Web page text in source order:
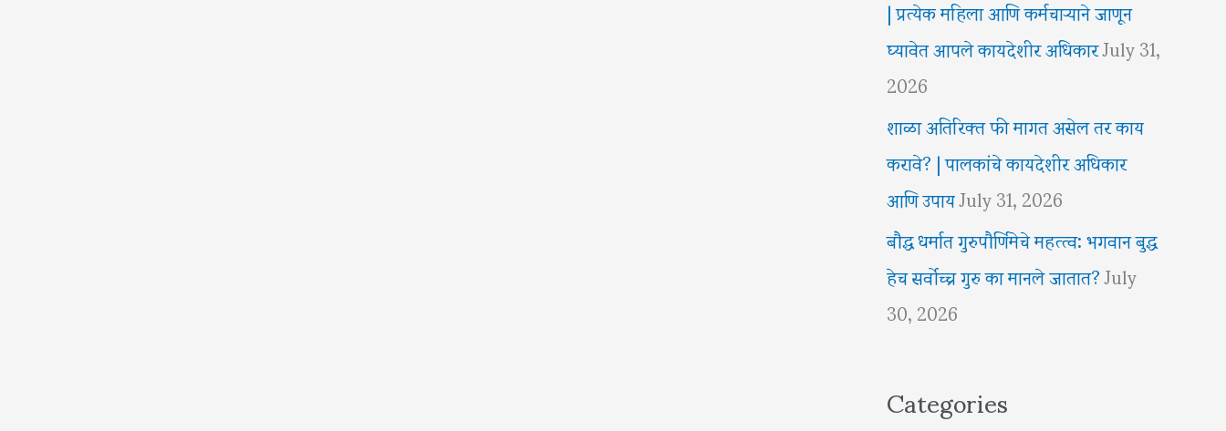
| प्रत्येक महिला आणि कर्मचाऱ्याने जाणून
घ्यावेत आपले कायदेशीर अधिकारJuly 31,
2026
शाळा अतिरिक्त फी मागत असेल तर काय
करावे? | पालकांचे कायदेशीर अधिकार
आणि उपायJuly 31, 2026
बौद्ध धर्मात गुरुपौर्णिमेचे महत्त्व: भगवान बुद्ध
हेच सर्वोच्च गुरु का मानले जातात?July
30, 2026
Categories